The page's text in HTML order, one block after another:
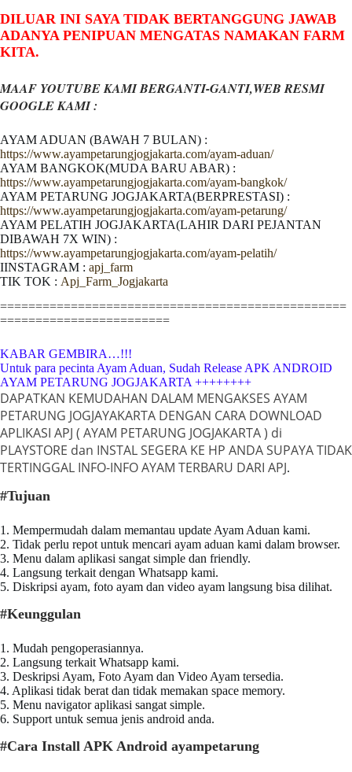
DILUAR INI SAYA TIDAK BERTANGGUNG JAWAB
ADANYA PENIPUAN MENGATAS NAMAKAN FARM
KITA.
MAAF YOUTUBE KAMI BERGANTI-GANTI,WEB RESMI
GOOGLE KAMI :
AYAM ADUAN (BAWAH 7 BULAN) :
https://www.ayampetarungjogjakarta.com/ayam-aduan/
AYAM BANGKOK(MUDA BARU ABAR) :
https://www.ayampetarungjogjakarta.com/ayam-bangkok/
AYAM PETARUNG JOGJAKARTA(BERPRESTASI) :
https://www.ayampetarungjogjakarta.com/ayam-petarung/
AYAM PELATIH JOGJAKARTA(LAHIR DARI PEJANTAN
DIBAWAH 7X WIN) :
https://www.ayampetarungjogjakarta.com/ayam-pelatih/
IINSTAGRAM : apj_farm
TIK TOK : Apj_Farm_Jogjakarta
=================================================
========================
KABAR GEMBIRA…!!!
Untuk para pecinta Ayam Aduan, Sudah Release APK ANDROID
AYAM PETARUNG JOGJAKARTA ++++++++
DAPATKAN KEMUDAHAN DALAM MENGAKSES AYAM
PETARUNG JOGJAYAKARTA DENGAN CARA DOWNLOAD
APLIKASI APJ ( AYAM PETARUNG JOGJAKARTA ) di
PLAYSTORE dan INSTAL SEGERA KE HP ANDA SUPAYA TIDAK
TERTINGGAL INFO-INFO AYAM TERBARU DARI APJ.
#Tujuan
1. Mempermudah dalam memantau update Ayam Aduan kami.
2. Tidak perlu repot untuk mencari ayam aduan kami dalam browser.
3. Menu dalam aplikasi sangat simple dan friendly.
4. Langsung terkait dengan Whatsapp kami.
5. Diskripsi ayam, foto ayam dan video ayam langsung bisa dilihat.
#Keunggulan
1. Mudah pengoperasiannya.
2. Langsung terkait Whatsapp kami.
3. Deskripsi Ayam, Foto Ayam dan Video Ayam tersedia.
4. Aplikasi tidak berat dan tidak memakan space memory.
5. Menu navigator aplikasi sangat simple.
6. Support untuk semua jenis android anda.
#Cara Install APK Android ayampetarung